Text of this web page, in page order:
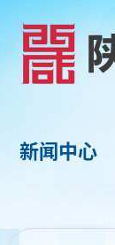
新闻中心